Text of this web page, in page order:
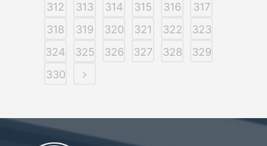
312
313 314 315 316
317
318
319 320 321 322
323
324
325 326 327 328
329
330